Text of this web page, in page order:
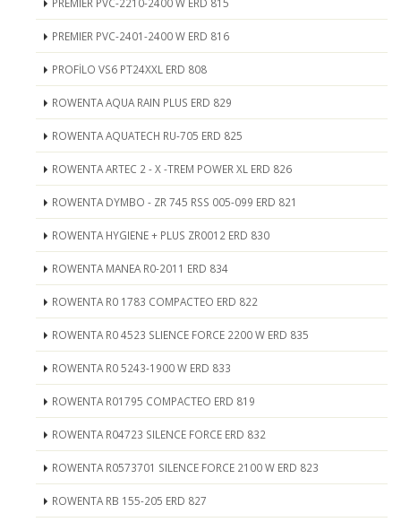
PREMIER PVC-2401-2400 W ERD 816
PROFİLO VS6 PT24XXL ERD 808
ROWENTA AQUA RAIN PLUS ERD 829
ROWENTA AQUATECH RU-705 ERD 825
ROWENTA ARTEC 2 - X -TREM POWER XL ERD 826
ROWENTA DYMBO - ZR 745 RSS 005-099 ERD 821
ROWENTA HYGIENE + PLUS ZR0012 ERD 830
ROWENTA MANEA R0-2011 ERD 834
ROWENTA R0 1783 COMPACTEO ERD 822
ROWENTA R0 4523 SLIENCE FORCE 2200 W ERD 835
ROWENTA R0 5243-1900 W ERD 833
ROWENTA R01795 COMPACTEO ERD 819
ROWENTA R04723 SILENCE FORCE ERD 832
ROWENTA R0573701 SILENCE FORCE 2100 W ERD 823
ROWENTA RB 155-205 ERD 827